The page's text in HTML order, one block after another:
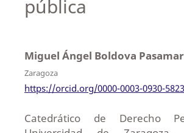
pública
Miguel Ángel Boldova Pasamar
Zaragoza
https://orcid.org/0000-0003-0930-5823
Catedrático de Derecho